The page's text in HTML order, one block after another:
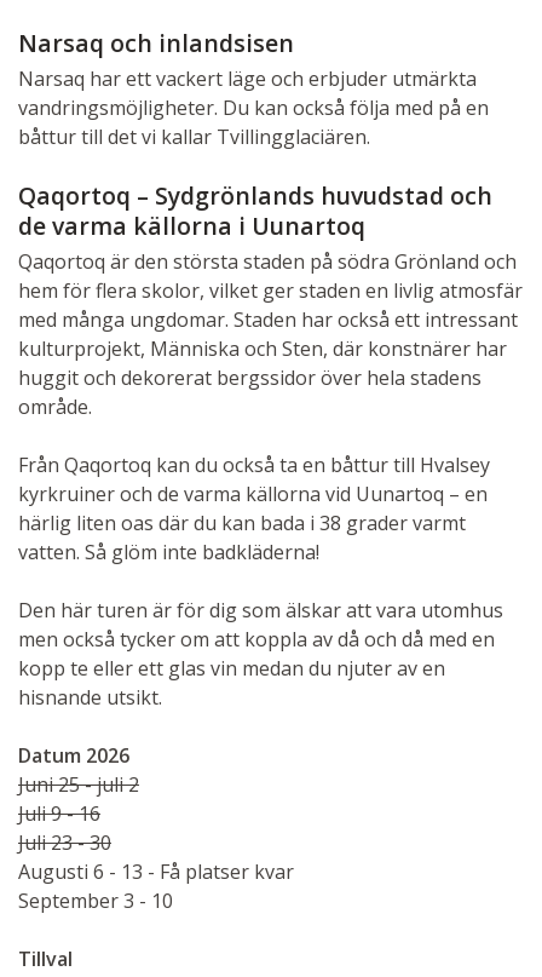
Blomsterprakt - Foto: Monica Larsson, Grönlandsresor
Rekonstruktionen av långhuset i Qassiarsuk - Foto:
Mikael Grönvik, Grönlandsresor
Narsaq och inlandsisen
Narsaq har ett vackert läge och erbjuder utmärkta
vandringsmöjligheter. Du kan också följa med på en
båttur till det vi kallar Tvillingglaciären.
Qaqortoq – Sydgrönlands huvudstad och
de varma källorna i Uunartoq
Qaqortoq är den största staden på södra Grönland och
hem för flera skolor, vilket ger staden en livlig atmosfär
med många ungdomar. Staden har också ett intressant
kulturprojekt, Människa och Sten, där konstnärer har
huggit och dekorerat bergssidor över hela stadens
område.
Från Qaqortoq kan du också ta en båttur till Hvalsey
kyrkruiner och de varma källorna vid Uunartoq – en
härlig liten oas där du kan bada i 38 grader varmt
vatten. Så glöm inte badkläderna!
Den här turen är för dig som älskar att vara utomhus
men också tycker om att koppla av då och då med en
kopp te eller ett glas vin medan du njuter av en
hisnande utsikt.
Datum 2026
Juni 25 - juli 2
Juli 9 - 16
Juli 23 - 30
Augusti 6 - 13 - Få platser kvar
September 3 - 10
Tillval